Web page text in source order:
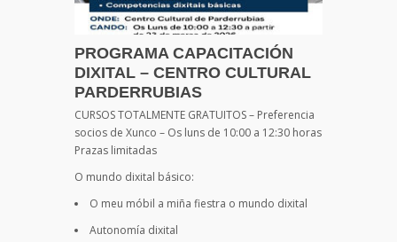
PROGRAMA CAPACITACIÓN
DIXITAL – CENTRO CULTURAL
PARDERRUBIAS
CURSOS TOTALMENTE GRATUITOS – Preferencia
socios de Xunco – Os luns de 10:00 a 12:30 horas
Prazas limitadas
O mundo dixital básico:
O meu móbil a miña fiestra o mundo dixital
Autonomía dixital